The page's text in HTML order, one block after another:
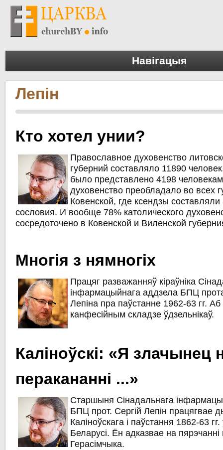
Навігацыя
Лепін
Кто хотел унии?
Православное духовенство
губерний составляло 11890
было представлено 4198
духовенство преобладало во всех
Ковенской, где ксендзы
сословия. И вообще 78% католического
сосредоточено в Ковенской и Виленской
Многія з нямногіх
Працяг разважанняў кіраўніка
інфармацыйнага аддзела БПЦ
Лепіна пра паўстанне 1962-63 гг.
канфесійным складзе ўдзельнікаў.
Каліноўскі: «Я злачынец
перакананні ...»
Старшыня Сінадальнага
БПЦ прот. Сергій Лепін працягвае
Каліноўскага і паўстання 1862-63 гг.
Беларусі. Ён адказвае на пярэчанні
Герасімчыка.